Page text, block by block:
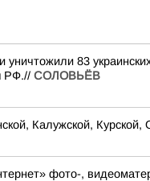
83
РФ.// СОЛОВЬЁВ
Калужской,
фото-,